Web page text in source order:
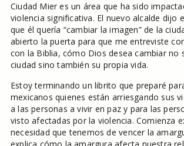
Ciudad Mier es un área que ha sido
violencia significativa. El nuevo alcalde dijo
que él quería “cambiar la imagen” de la
abierto la puerta para que me entreviste
con la Biblia, cómo Dios desea cambiar no
ciudad sino también su propia vida.
Estoy terminando un librito que preparé
mexicanos quienes están arriesgando sus
a las personas a vivir en paz y para las
visto afectadas por la violencia. Comienza
necesidad que tenemos de vencer la